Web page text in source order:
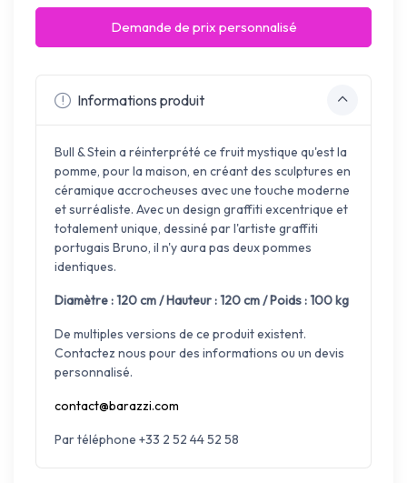
Demande de prix personnalisé
Informations produit
Bull & Stein a réinterprété ce fruit mystique qu'est la
pomme, pour la maison, en créant des sculptures en
céramique accrocheuses avec une touche moderne
et surréaliste. Avec un design graffiti excentrique et
totalement unique, dessiné par l'artiste graffiti
portugais Bruno, il n'y aura pas deux pommes
identiques.
Diamètre : 120 cm / Hauteur : 120 cm / Poids : 100 kg
De multiples versions de ce produit existent.
Contactez nous pour des informations ou un devis
personnalisé.
contact@barazzi.com
Par téléphone +33 2 52 44 52 58